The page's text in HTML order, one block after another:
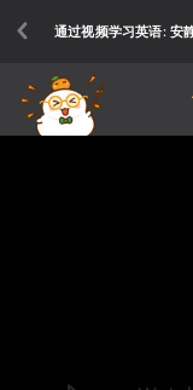
通过视频学习英语: 安